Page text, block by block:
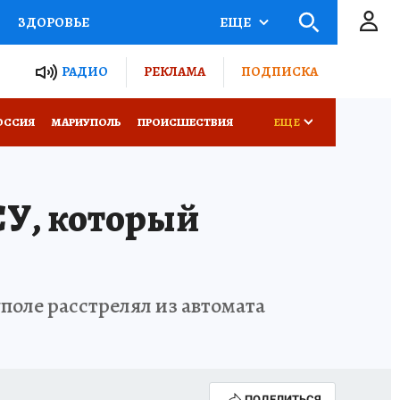
ЗДОРОВЬЕ
РОССИИ
ЕЩЕ
РАДИО РЕКЛАМА ПОДПИСКА
МАРИУПОЛЬ ПРОИСШЕСТВИЯ ЕЩЕ
который
расстрелял из автомата